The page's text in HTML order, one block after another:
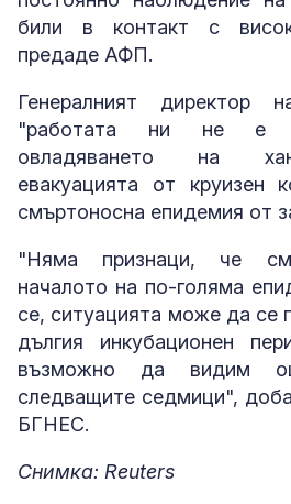
били в контакт с
предаде АФП.
Генералният
"работата ни не е
овладяването на
евакуацията от круизен
смъртоносна епидемия от
"Няма признаци, че
началото на по-голяма
се, ситуацията може да се
дългия инкубационен
възможно да видим
следващите седмици",
БГНЕС.
Снимка: Reuters